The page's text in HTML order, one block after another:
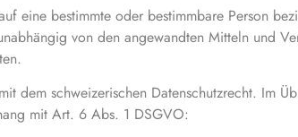
eine bestimmte oder bestimmbare Person
von den angewandten Mitteln und
dem schweizerischen Datenschutzrecht. Im
mit Art. 6 Abs. 1 DSGVO: